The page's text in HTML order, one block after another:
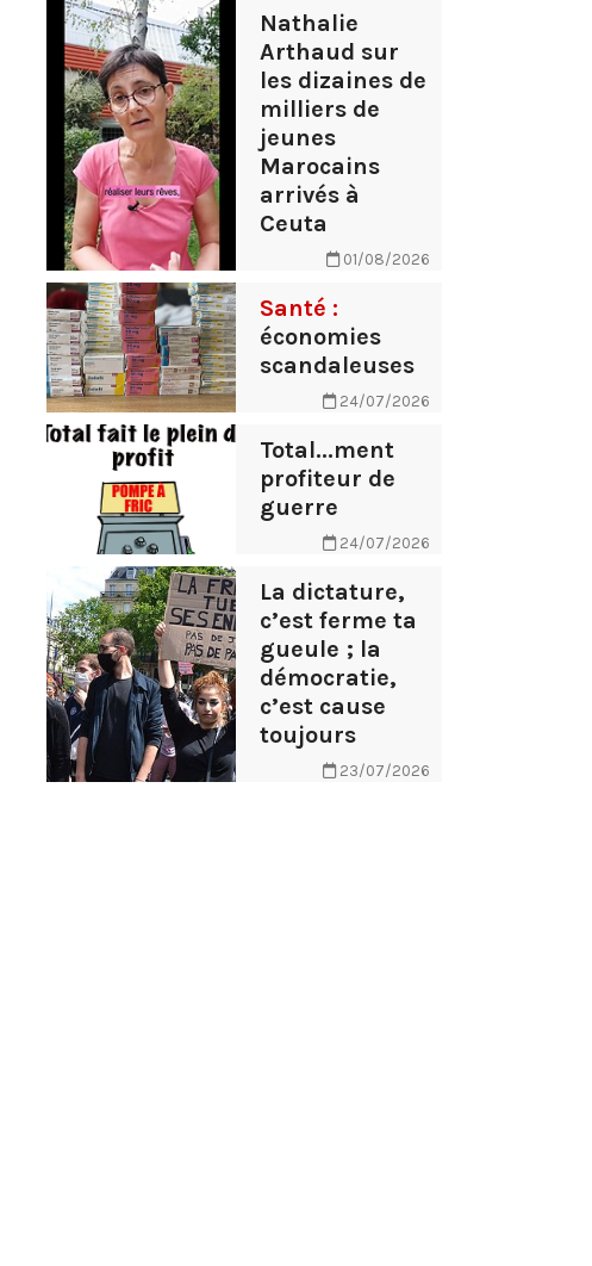
Nathalie
Arthaud sur
les dizaines de
milliers de
jeunes
Marocains
arrivés à
Ceuta
01/08/2026
Santé :
économies
scandaleuses
24/07/2026
Total...ment
profiteur de
guerre
24/07/2026
La dictature,
c’est ferme ta
gueule ; la
démocratie,
c’est cause
toujours
23/07/2026